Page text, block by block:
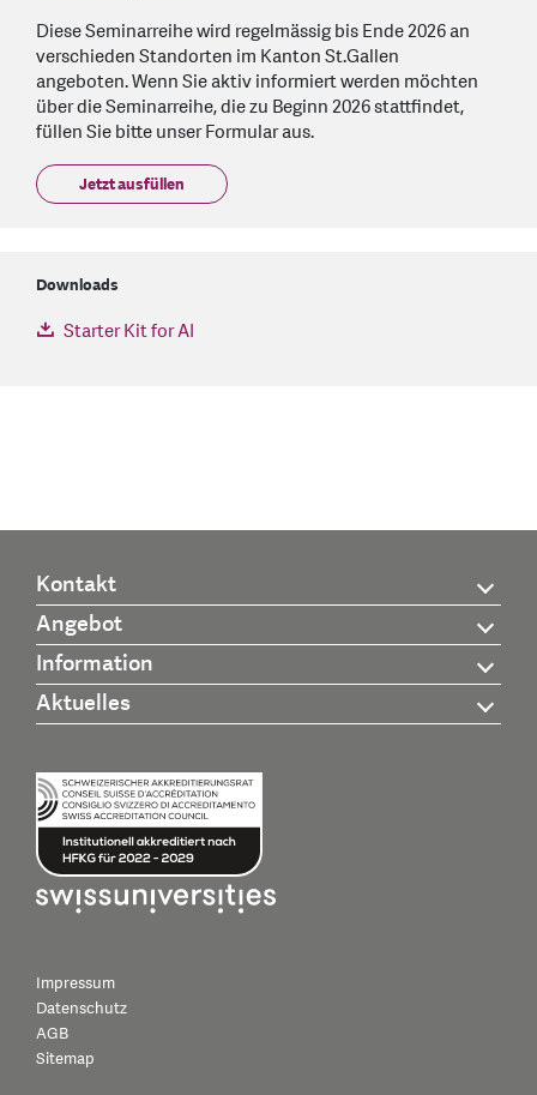
Diese Seminarreihe wird regelmässig bis Ende 2026 an
verschieden Standorten im Kanton St.Gallen
angeboten. Wenn Sie aktiv informiert werden möchten
über die Seminarreihe, die zu Beginn 2026 stattfindet,
füllen Sie bitte unser Formular aus.
Jetzt ausfüllen
Downloads
Starter Kit for AI
Kontakt
Angebot
Information
Aktuelles
Impressum
Datenschutz
AGB
Sitemap